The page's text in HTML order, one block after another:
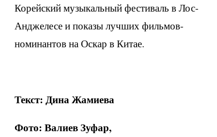
Корейский музыкальный фестиваль в Лос-
Анджелесе и показы лучших фильмов-
номинантов на Оскар в Китае.
Текст: Дина Жамиева
Фото: Валиев Зуфар,